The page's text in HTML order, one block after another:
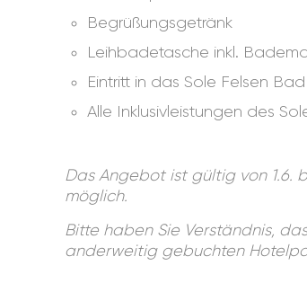
Begrüßungsgetränk
Leihbadetasche inkl.
Eintritt in das Sole Felsen
Alle Inklusivleistungen des
Das Angebot ist gültig von 1.6.
möglich.
Bitte haben Sie Verständnis,
anderweitig gebuchten